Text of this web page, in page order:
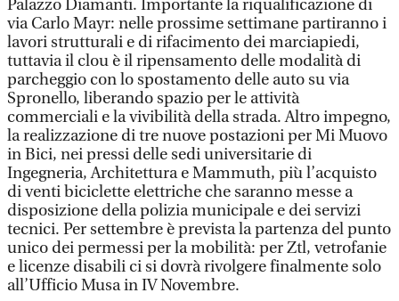
Palazzo Diamanti. Importante la riqualificazione di
via Carlo Mayr: nelle prossime settimane partiranno i
lavori strutturali e di rifacimento dei marciapiedi,
tuttavia il clou è il ripensamento delle modalità di
parcheggio con lo spostamento delle auto su via
Spronello, liberando spazio per le attività
commerciali e la vivibilità della strada. Altro impegno,
la realizzazione di tre nuove postazioni per Mi Muovo
in Bici, nei pressi delle sedi universitarie di
Ingegneria, Architettura e Mammuth, più l’acquisto
di venti biciclette elettriche che saranno messe a
disposizione della polizia municipale e dei servizi
tecnici. Per settembre è prevista la partenza del punto
unico dei permessi per la mobilità: per Ztl, vetrofanie
e licenze disabili ci si dovrà rivolgere finalmente solo
all’Ufficio Musa in IV Novembre.